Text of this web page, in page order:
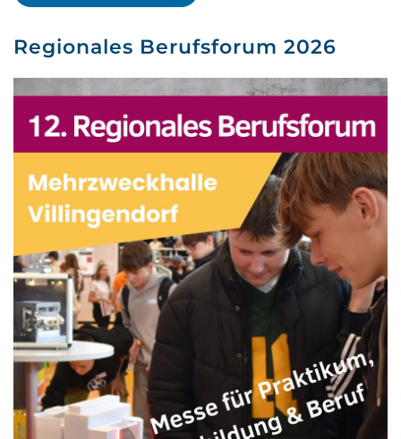
Regionales Berufsforum 2026